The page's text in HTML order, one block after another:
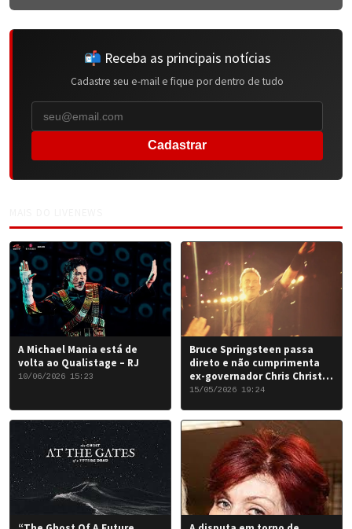
📬 Receba as principais notícias
Cadastre seu e-mail e fique por dentro de tudo
Cadastrar
A Michael Mania está de
volta ao Qualistage – RJ
10/06/2026 15:23
Bruce Springsteen passa
direto e não cumprimenta
ex-governador Chris Christie
em Nova York
15/05/2026 19:24